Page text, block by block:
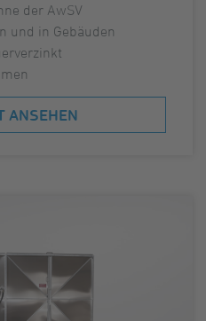
der AwSV
und in Gebäuden
ANSEHEN